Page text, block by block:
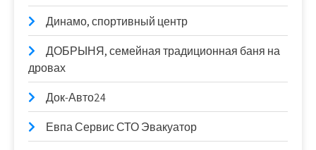
Динамо, спортивный центр
ДОБРЫНЯ, семейная традиционная баня на
дровах
Док-Авто24
Евпа Сервис СТО Эвакуатор